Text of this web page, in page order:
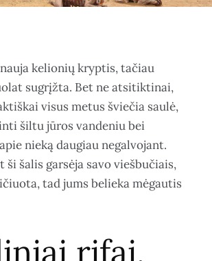
kelionių kryptis, tačiau
sugrįžta. Bet ne atsitiktinai,
visus metus šviečia saulė,
šiltu jūros vandeniu bei
nieką daugiau negalvojant.
ši šalis garsėja savo viešbučiais,
tad jums belieka mėgautis
rifai,